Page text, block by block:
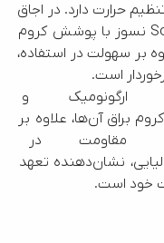
حرارت دارد. در اجاق
گاز‌های مستر پلاس، از ولوم Soft Touch نسوز با پوشش کروم
بر سهولت در استفاده،
لذت‌بخشی را فراهم می‌کنند و پوشش کروم براق آن‌ها، علاوه بر
و
می‌کند. استفاده از قطعات باکیفیت ایتالیایی، نشان‌دهنده تعهد
خود است.